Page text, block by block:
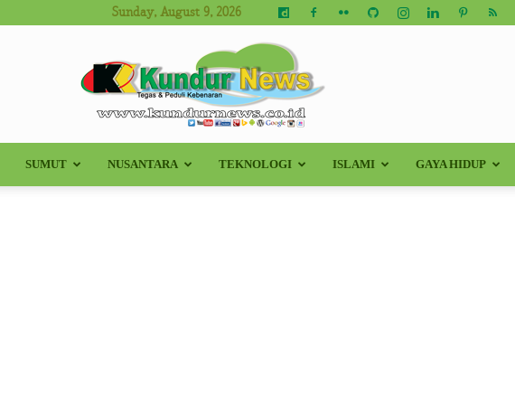
Sunday, August 9, 2026
Kundur
SUMUT NUSANTARA TEKNOLOGI ISLAMI GAYA HIDUP